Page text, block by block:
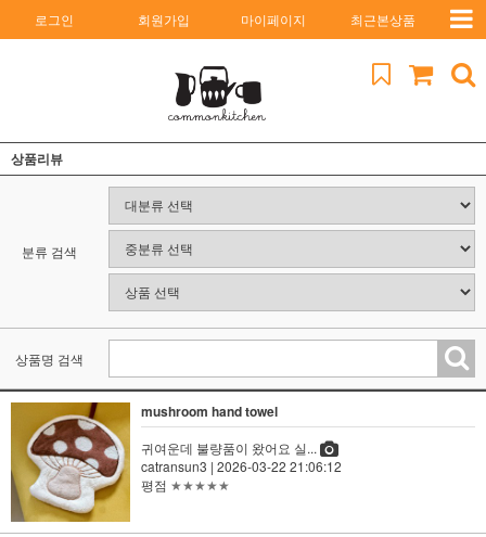
로그인 회원가입 마이페이지 최근본상품
상품리뷰
분류 검색
상품명 검색
mushroom hand towel
귀여운데 불량품이 왔어요 실...
catransun3 | 2026-03-22 21:06:12
평점 ★★★★★